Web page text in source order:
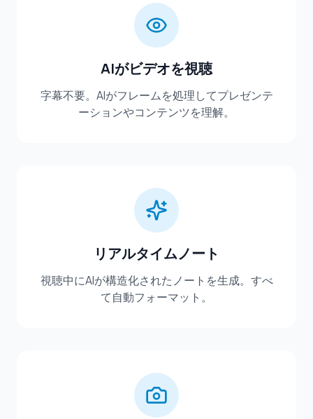
AIがビデオを視聴
字幕不要。AIがフレームを処理してプレゼンテ
ーションやコンテンツを理解。
リアルタイムノート
視聴中にAIが構造化されたノートを生成。すべ
て自動フォーマット。